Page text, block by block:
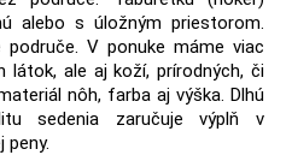
alebo s úložným priestorom.
V ponuke máme viac
látok, ale aj koží, prírodných, či
nôh, farba aj výška. Dlhú
sedenia zaručuje výplň v
peny.